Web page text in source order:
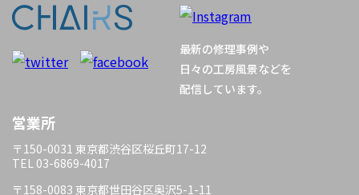
最新の修理事例や
日々の工房風景などを
配信しています。
営業所
〒150-0031 東京都渋谷区桜丘町17-12
TEL 03-6869-4017
〒158-0083 東京都世田谷区奥沢5-1-11